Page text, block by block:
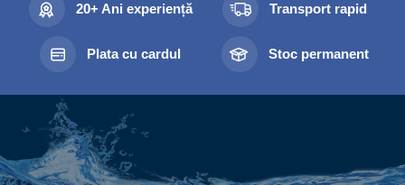
20+ Ani experiență Transport rapid
Plata cu cardul Stoc permanent